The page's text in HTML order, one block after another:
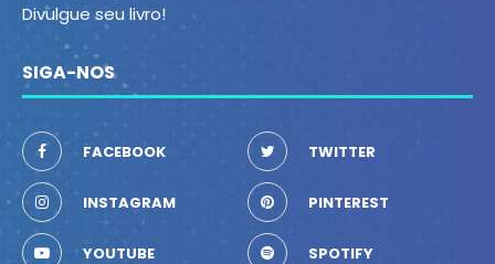
Divulgue seu livro!
SIGA-NOS
FACEBOOK TWITTER
INSTAGRAM PINTEREST
YOUTUBE SPOTIFY